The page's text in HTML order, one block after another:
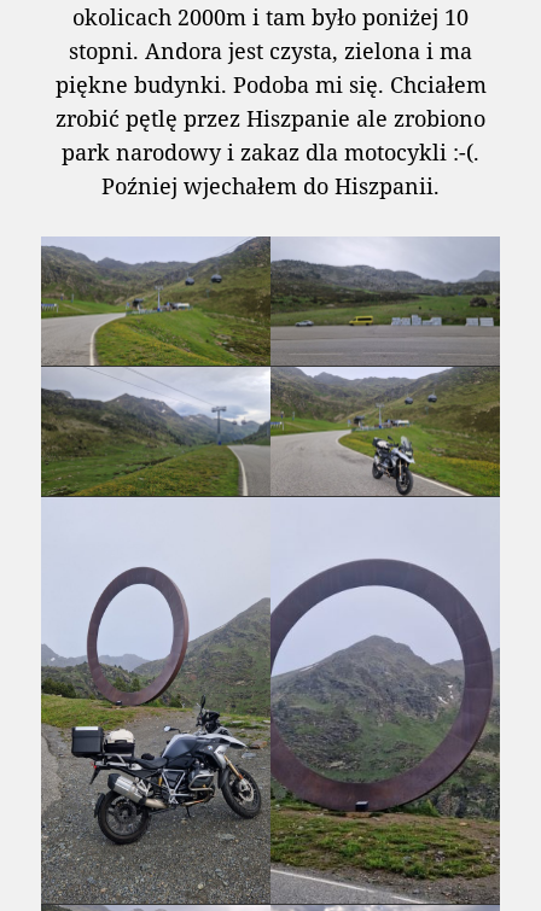
okolicach 2000m i tam było poniżej 10
stopni. Andora jest czysta, zielona i ma
piękne budynki. Podoba mi się. Chciałem
zrobić pętlę przez Hiszpanie ale zrobiono
park narodowy i zakaz dla motocykli :-(.
Poźniej wjechałem do Hiszpanii.